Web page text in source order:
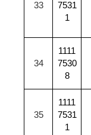
33
7531
1
34
1111
7530
8
35
1111
7531
1